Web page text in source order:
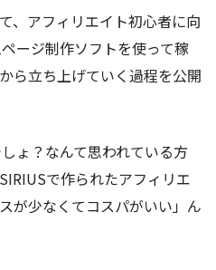
、アフィリエイト初心者に向
ージ制作ソフトを使って稼
ら立ち上げていく過程を公開
ょ？なんて思われている方
SIRIUSで作られたアフィリエ
が少なくてコスパがいい」 ん